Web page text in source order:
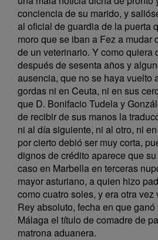
conciencia de su marido, y
al oficial de guardia de la puerta
moro que se iban a Fez a mudar
de un veterinario. Y como quiera
después de sesenta años y
ausencia, que no se haya
gordas ni en Ceuta, ni en sus
que D. Bonifacio Tudela y
de recibir de sus manos la
ni al día siguiente, ni al otro, ni
por cierto debió ser muy corta,
dignos de crédito aparece que
caso en Marbella en terceras
mayor asturiano, a quien hizo
como cuatro soles, y era otra
Rey absoluto, fecha en que
Málaga el título de comadre de
matrona aduanera.